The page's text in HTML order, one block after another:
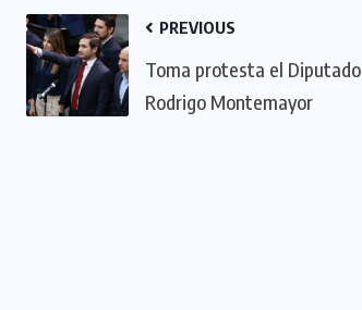
PREVIOUS
Toma protesta el Diputado
Rodrigo Montemayor